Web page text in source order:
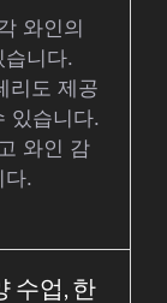
와인의
니다.
리도 제공
있습니다.
와인 감
다.
수업, 한